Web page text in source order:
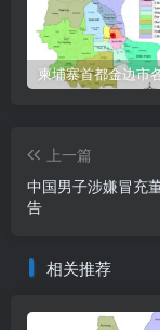
上一篇
中国男子涉嫌冒充
告
相关推荐